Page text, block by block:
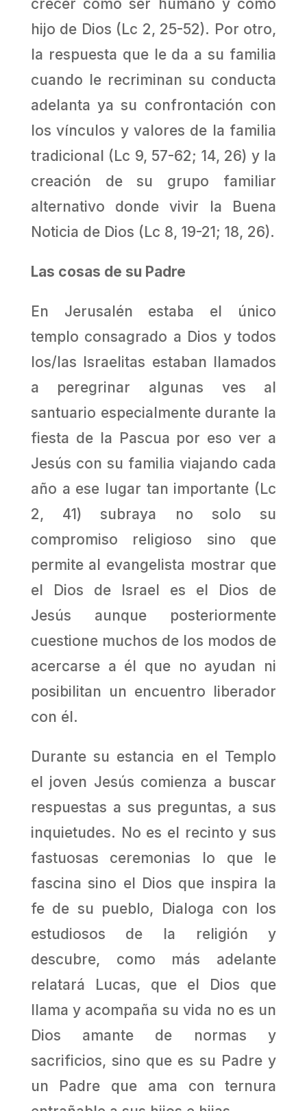
crecer como ser humano y como
hijo de Dios (Lc 2, 25-52). Por otro,
la respuesta que le da a su familia
cuando le recriminan su conducta
adelanta ya su confrontación con
los vínculos y valores de la familia
tradicional (Lc 9, 57-62; 14, 26) y la
creación de su grupo familiar
alternativo donde vivir la Buena
Noticia de Dios (Lc 8, 19-21; 18, 26).
Las cosas de su Padre
En Jerusalén estaba el único
templo consagrado a Dios y todos
los/las Israelitas estaban llamados
a peregrinar algunas ves al
santuario especialmente durante la
fiesta de la Pascua por eso ver a
Jesús con su familia viajando cada
año a ese lugar tan importante (Lc
2, 41) subraya no solo su
compromiso religioso sino que
permite al evangelista mostrar que
el Dios de Israel es el Dios de
Jesús aunque posteriormente
cuestione muchos de los modos de
acercarse a él que no ayudan ni
posibilitan un encuentro liberador
con él.
Durante su estancia en el Templo
el joven Jesús comienza a buscar
respuestas a sus preguntas, a sus
inquietudes. No es el recinto y sus
fastuosas ceremonias lo que le
fascina sino el Dios que inspira la
fe de su pueblo, Dialoga con los
estudiosos de la religión y
descubre, como más adelante
relatará Lucas, que el Dios que
llama y acompaña su vida no es un
Dios amante de normas y
sacrificios, sino que es su Padre y
un Padre que ama con ternura